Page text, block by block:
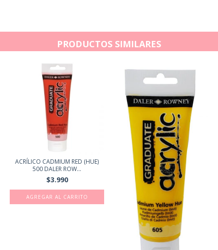
PRODUCTOS SIMILARES
ACRÍLICO CADMIUM RED (HUE)
500 DALER ROW...
$3.990